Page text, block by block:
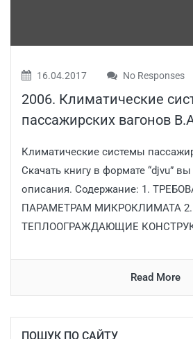
16.04.2017 No Responses
2006. Климатические
пассажирских вагонов
Климатические системы
Скачать книгу в формате “djvu”
описания. Содержание: 1.
ПАРАМЕТРАМ МИКРОКЛИМАТА 2.
ТЕПЛООГРАЖДАЮЩИЕ
Read More
ПОШУК ПО САЙТУ